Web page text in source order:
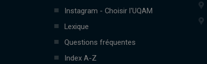
Instagram - Choisir l'UQAM
Lexique
Questions fréquentes
Index A-Z